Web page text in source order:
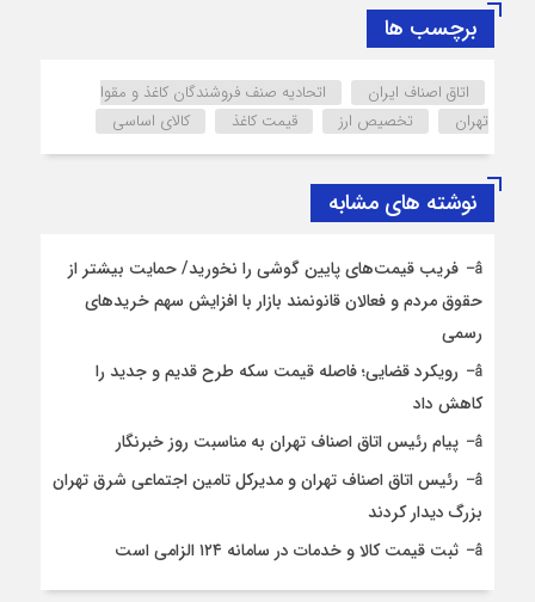
برچسب ها
اتاق اصناف ایران
اتحادیه صنف فروشندگان کاغذ و مقوا
تهران
تخصیص ارز قیمت کاغذ کالای اساسی
نوشته های مشابه
فریب قیمت‌های پایین گوشی را نخورید/ حمایت بیشتر از
حقوق مردم و فعالان قانونمند بازار با افزایش سهم خریدهای
رسمی
رویکرد قضایی؛ فاصله قیمت سکه طرح قدیم و جدید را
کاهش داد
پیام رئیس اتاق اصناف تهران به مناسبت روز خبرنگار
رئیس اتاق اصناف تهران و مدیرکل تامین اجتماعی شرق تهران
بزرگ دیدار کردند
ثبت قیمت کالا و خدمات در سامانه ۱۲۴ الزامی است